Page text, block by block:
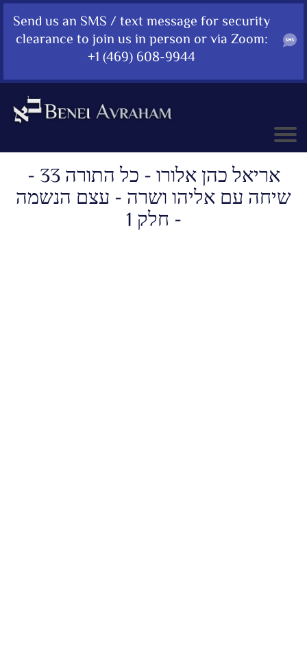
Send us an SMS / text message for security
clearance to join us in person or via Zoom:
+1 (469) 608-9944
אריאל כהן אלורו - כל התורה 33 -
שיחה עם אליהו ושרה - עצם הנשמה
- חלק 1